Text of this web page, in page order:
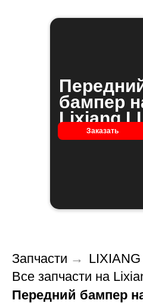
бампер
Lixiang
Заказать
Запчасти → LIXIANG
Все запчасти на
Передний бампер